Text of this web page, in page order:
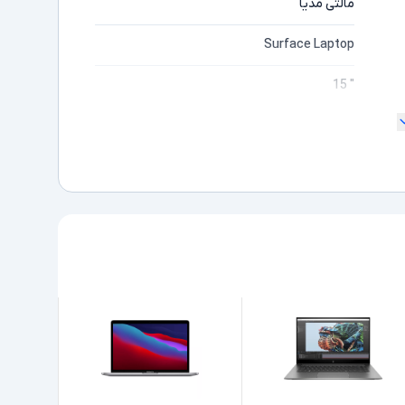
مالتی مدیا
Surface Laptop
" 15
32GB
1TB